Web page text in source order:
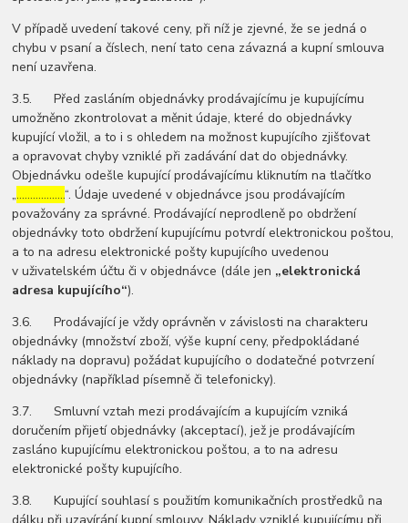
V případě uvedení takové ceny, při níž je zjevné, že se jedná o
chybu v psaní a číslech, není tato cena závazná a kupní smlouva
není uzavřena.
3.5. Před zasláním objednávky prodávajícímu je kupujícímu
umožněno zkontrolovat a měnit údaje, které do objednávky
kupující vložil, a to i s ohledem na možnost kupujícího zjišťovat
a opravovat chyby vzniklé při zadávání dat do objednávky.
Objednávku odešle kupující prodávajícímu kliknutím na tlačítko
„………………“. Údaje uvedené v objednávce jsou prodávajícím
považovány za správné. Prodávající neprodleně po obdržení
objednávky toto obdržení kupujícímu potvrdí elektronickou poštou,
a to na adresu elektronické pošty kupujícího uvedenou
v uživatelském účtu či v objednávce (dále jen „elektronická
adresa kupujícího“).
3.6. Prodávající je vždy oprávněn v závislosti na charakteru
objednávky (množství zboží, výše kupní ceny, předpokládané
náklady na dopravu) požádat kupujícího o dodatečné potvrzení
objednávky (například písemně či telefonicky).
3.7. Smluvní vztah mezi prodávajícím a kupujícím vzniká
doručením přijetí objednávky (akceptací), jež je prodávajícím
zasláno kupujícímu elektronickou poštou, a to na adresu
elektronické pošty kupujícího.
3.8. Kupující souhlasí s použitím komunikačních prostředků na